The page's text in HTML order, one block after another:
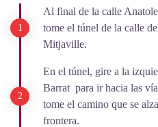
Al final de la calle
tome el túnel de la calle
Mitjaville.
En el túnel, gire a la
Barrat para ir hacia las
tome el camino que se
frontera.